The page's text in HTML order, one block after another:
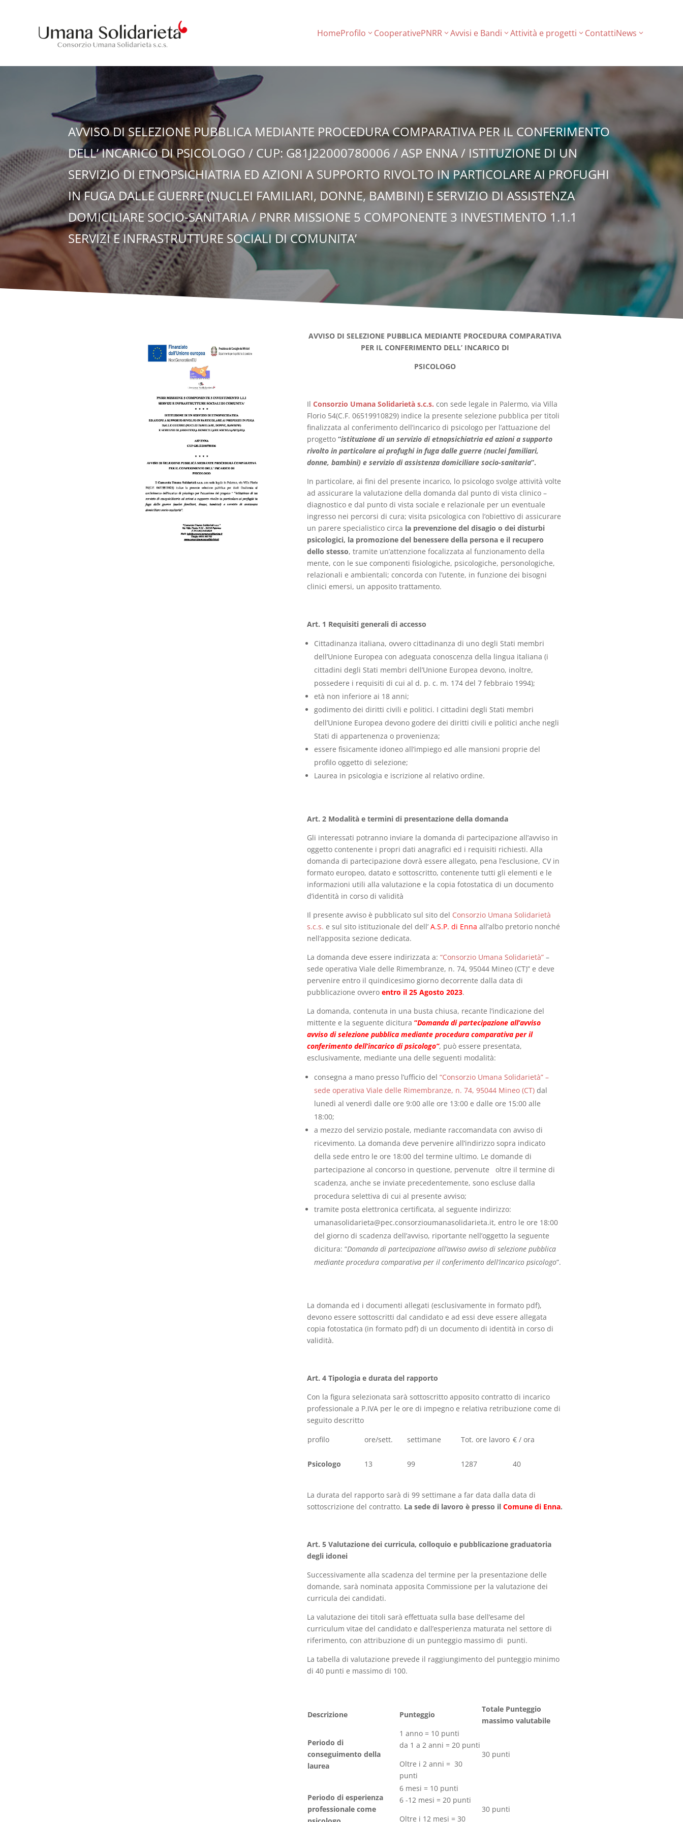
HomeProfilo CooperativePNRR Avvisi e Bandi Attività e progetti ContattiNews
AVVISO DI SELEZIONE PUBBLICA MEDIANTE PROCEDURA COMPARATIVA PER IL CONFERIMENTO
DELL’ INCARICO DI PSICOLOGO / CUP: G81J22000780006 / ASP ENNA / ISTITUZIONE DI UN
SERVIZIO DI ETNOPSICHIATRIA ED AZIONI A SUPPORTO RIVOLTO IN PARTICOLARE AI PROFUGHI
IN FUGA DALLE GUERRE (NUCLEI FAMILIARI, DONNE, BAMBINI) E SERVIZIO DI ASSISTENZA
DOMICILIARE SOCIO-SANITARIA / PNRR MISSIONE 5 COMPONENTE 3 INVESTIMENTO 1.1.1
SERVIZI E INFRASTRUTTURE SOCIALI DI COMUNITA’
AVVISO DI SELEZIONE PUBBLICA MEDIANTE PROCEDURA COMPARATIVA
PER IL CONFERIMENTO DELL’ INCARICO DI
PSICOLOGO
IlConsorzio Umana Solidarietà s.c.s.con sede legale in Palermo, via Villa
Florio 54(C.F. 06519910829) indice la presente selezione pubblica per titoli
finalizzata al conferimento dell’incarico di psicologo per l’attuazione del
progetto“istituzione di un servizio di etnopsichiatria ed azioni a supporto
rivolto in particolare ai profughi in fuga dalle guerre (nuclei familiari,
donne, bambini) e servizio di assistenza domiciliare socio-sanitaria”.
In particolare, ai fini del presente incarico, lo psicologo svolge attività volte
ad assicurare la valutazione della domanda dal punto di vista clinico –
diagnostico e dal punto di vista sociale e relazionale per un eventuale
ingresso nei percorsi di cura; visita psicologica con l’obiettivo di assicurare
un parere specialistico circa la prevenzione del disagio o dei disturbi
psicologici, la promozione del benessere della persona e il recupero
dello stesso, tramite un’attenzione focalizzata al funzionamento della
mente, con le sue componenti fisiologiche, psicologiche, personologiche,
relazionali e ambientali; concorda con l’utente, in funzione dei bisogni
clinici emersi, un apposito trattamento.
Art. 1 Requisiti generali di accesso
Cittadinanza italiana, ovvero cittadinanza di uno degli Stati membri
dell’Unione Europea con adeguata conoscenza della lingua italiana (i
cittadini degli Stati membri dell’Unione Europea devono, inoltre,
possedere i requisiti di cui al d. p. c. m. 174 del 7 febbraio 1994);
età non inferiore ai 18 anni;
godimento dei diritti civili e politici. I cittadini degli Stati membri
dell’Unione Europea devono godere dei diritti civili e politici anche negli
Stati di appartenenza o provenienza;
essere fisicamente idoneo all’impiego ed alle mansioni proprie del
profilo oggetto di selezione;
Laurea in psicologia e iscrizione al relativo ordine.
Art. 2 Modalità e termini di presentazione della domanda
Gli interessati potranno inviare la domanda di partecipazione all’avviso in
oggetto contenente i propri dati anagrafici ed i requisiti richiesti. Alla
domanda di partecipazione dovrà essere allegato, pena l’esclusione, CV in
formato europeo, datato e sottoscritto, contenente tutti gli elementi e le
informazioni utili alla valutazione e la copia fotostatica di un documento
d’identità in corso di validità
Il presente avviso è pubblicato sul sito del Consorzio Umana Solidarietà
s.c.s. e sul sito istituzionale del dell’A.S.P. di Enna all’albo pretorio nonché
nell’apposita sezione dedicata.
La domanda deve essere indirizzata a:“Consorzio Umana Solidarietà” –
sede operativa Viale delle Rimembranze, n. 74, 95044 Mineo (CT)” e deve
pervenire entro il quindicesimo giorno decorrente dalla data di
pubblicazione ovveroentro il 25 Agosto 2023.
La domanda, contenuta in una busta chiusa, recante l’indicazione del
mittente e la seguente dicitura“Domanda di partecipazione all’avviso
avviso di selezione pubblica mediante procedura comparativa per il
conferimento dell’incarico di psicologo”, può essere presentata,
esclusivamente, mediante una delle seguenti modalità:
consegna a mano presso l’ufficio del“Consorzio Umana Solidarietà” –
sede operativa Viale delle Rimembranze, n. 74, 95044 Mineo (CT) dal
lunedì al venerdì dalle ore 9:00 alle ore 13:00 e dalle ore 15:00 alle
18:00;
a mezzo del servizio postale, mediante raccomandata con avviso di
ricevimento. La domanda deve pervenire all’indirizzo sopra indicato
della sede entro le ore 18:00 del termine ultimo. Le domande di
partecipazione al concorso in questione, pervenute oltre il termine di
scadenza, anche se inviate precedentemente, sono escluse dalla
procedura selettiva di cui al presente avviso;
tramite posta elettronica certificata, al seguente indirizzo:
umanasolidarieta@pec.consorzioumanasolidarieta.it, entro le ore 18:00
del giorno di scadenza dell’avviso, riportante nell’oggetto la seguente
dicitura: “Domanda di partecipazione all’avviso avviso di selezione pubblica
mediante procedura comparativa per il conferimento dell’incarico psicologo”.
La domanda ed i documenti allegati (esclusivamente in formato pdf),
devono essere sottoscritti dal candidato e ad essi deve essere allegata
copia fotostatica (in formato pdf) di un documento di identità in corso di
validità.
Art. 4 Tipologia e durata del rapporto
Con la figura selezionata sarà sottoscritto apposito contratto di incarico
professionale a P.IVA per le ore di impegno e relativa retribuzione come di
seguito descritto
profilo
ore/sett. settimane Tot. ore lavoro € / ora
Psicologo 13 99 1287 40
La durata del rapporto sarà di 99 settimane a far data dalla data di
sottoscrizione del contratto. La sede di lavoro è presso il Comune di Enna.
Art. 5 Valutazione dei curricula, colloquio e pubblicazione graduatoria
degli idonei
Successivamente alla scadenza del termine per la presentazione delle
domande, sarà nominata apposita Commissione per la valutazione dei
curricula dei candidati.
La valutazione dei titoli sarà effettuata sulla base dell’esame del
curriculum vitae del candidato e dall’esperienza maturata nel settore di
riferimento, con attribuzione di un punteggio massimo di punti.
La tabella di valutazione prevede il raggiungimento del punteggio minimo
di 40 punti e massimo di 100.
Descrizione Punteggio
Totale Punteggio
massimo valutabile
Periodo di
conseguimento della
laurea
1 anno = 10 punti
da 1 a 2 anni = 20 punti
Oltre i 2 anni = 30
punti
30 punti
Periodo di esperienza
professionale come
6 mesi = 10 punti
6 -12 mesi = 20 punti
Oltre i 12 mesi = 30
30 punti